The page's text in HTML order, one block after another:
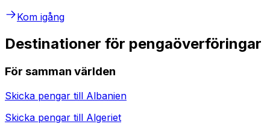
Kom igång
Destinationer för pengaöverföringar
För samman världen
Skicka pengar till Albanien
Skicka pengar till Algeriet